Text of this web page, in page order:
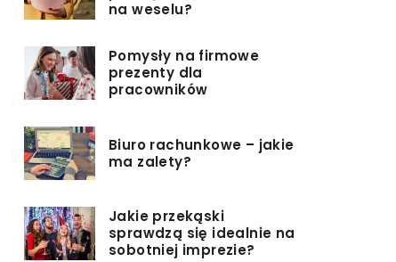
na weselu?
Pomysły na firmowe
prezenty dla
pracowników
Biuro rachunkowe – jakie
ma zalety?
Jakie przekąski
sprawdzą się idealnie na
sobotniej imprezie?